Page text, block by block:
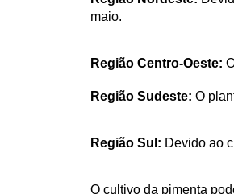
maio.
Região Centro-Oeste:
Região Sudeste: O
Região Sul: Devido ao
O cultivo da pimenta